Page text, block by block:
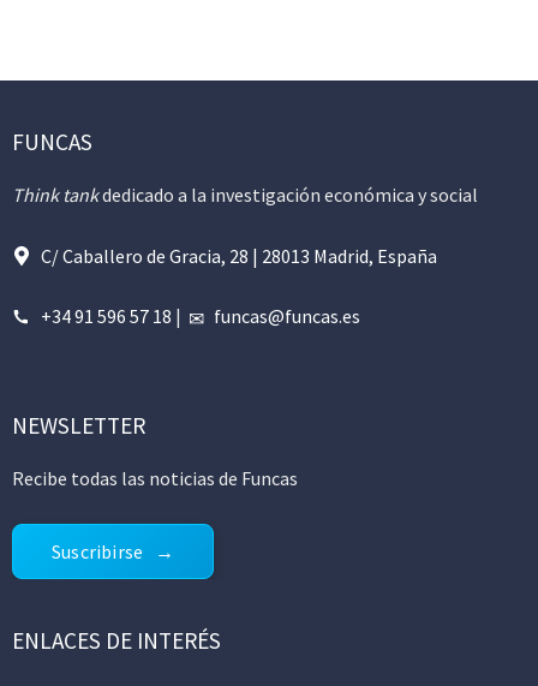
FUNCAS
Think tankdedicado a la investigación económica y social
C/ Caballero de Gracia, 28 | 28013 Madrid, España
+34 91 596 57 18 | funcas@funcas.es
NEWSLETTER
Recibe todas las noticias de Funcas
Suscribirse
ENLACES DE INTERÉS